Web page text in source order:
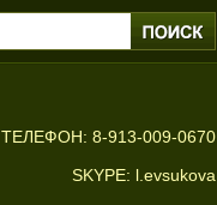
ТЕЛЕФОН: 8-913-009-0670
SKYPE: l.evsukova